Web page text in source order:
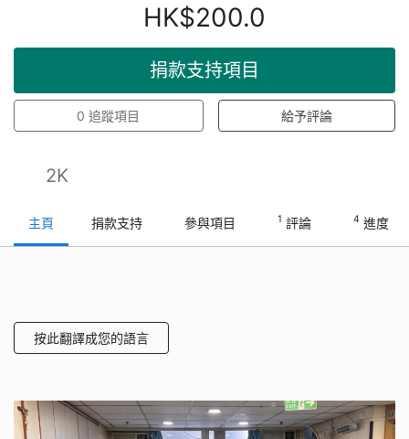
HK$200.0
捐款支持項目
0 追蹤項目 給予評論
2K
主頁 捐款支持 參與項目 1 評論 4 進度
按此翻譯成您的語言